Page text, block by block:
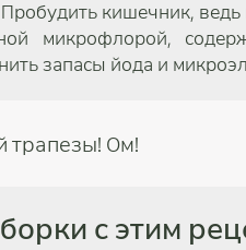
Пробудить кишечник, ведь
микрофлорой,
запасы йода и
трапезы! Ом!
с этим